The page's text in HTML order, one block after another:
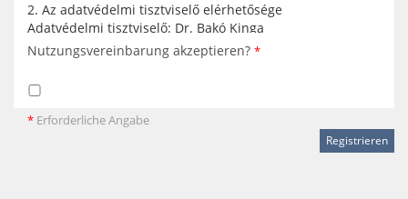
2. Az adatvédelmi tisztviselő elérhetősége
Adatvédelmi tisztviselő: Dr. Bakó Kinga
1097 Budapest, Albert Flórián út 2-6.
Telefon: + 36 1 476 1100
E-mail: adatvedelem@nnk.gov.hu
3. Az adatkezelés célja és a kezelt adatok köre és
jogalapja
Az adatkezelés célja a Nemzeti Népegészségügyi és
Nutzungsvereinbarung akzeptieren? *
* Erforderliche Angabe